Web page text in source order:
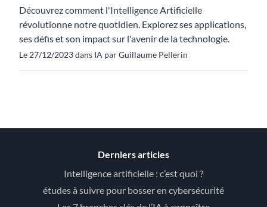
Découvrez comment l'Intelligence Artificielle
révolutionne notre quotidien. Explorez ses applications,
ses défis et son impact sur l'avenir de la technologie.
Le 27/12/2023 dans IA par Guillaume Pellerin
Derniers articles
Intelligence artificielle : c’est quoi ?
études à suivre pour bosser en cybersécurité